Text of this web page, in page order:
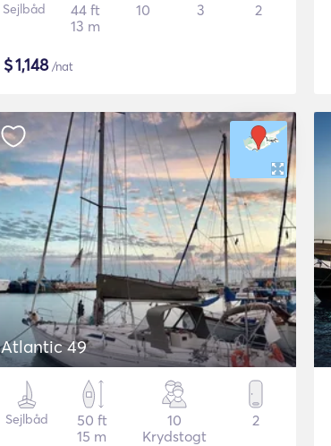
Sejlbåd
44 ft
13 m
10 3 2
$1,148/nat
Atlantic 49
Sejlbåd
50 ft
15 m
10
Krydstogt
2